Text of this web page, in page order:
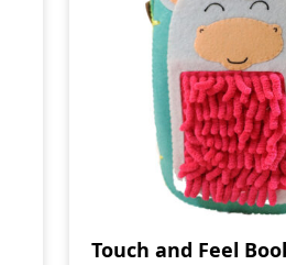
Touch and Feel